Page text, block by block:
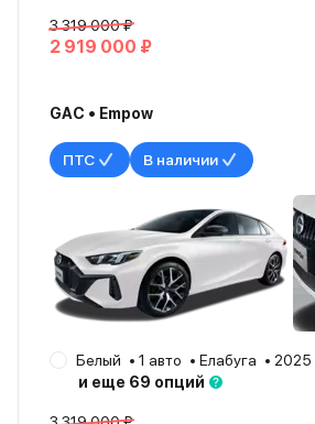
3 319 000 ₽
2 919 000 ₽
GAC • Empow
ПТС В наличии
Белый 1 авто Елабуга
2025
и еще 69 опций